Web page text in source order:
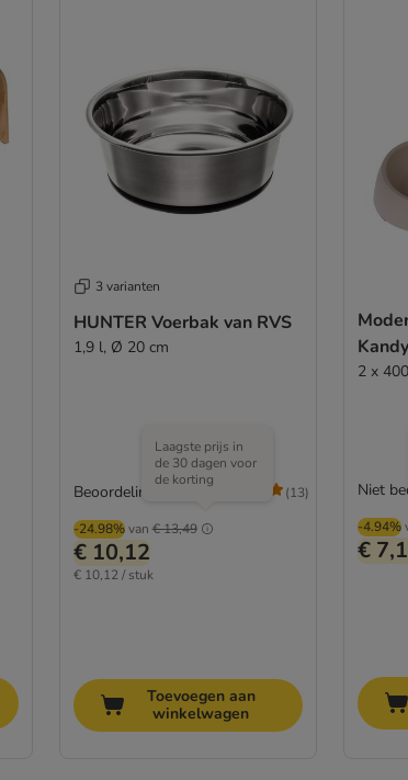
3 varianten
HUNTER Voerbak van RVS
1,9 l, Ø 20 cm
-24.98% van € 13,49
Laagste prijs in
de 30 dagen voor
de korting
€ 10,12
€ 10,12 / stuk
Beoordeling: 4.6/5 (13)
Toevoegen aan
winkelwagen
Kandy
2 x
-4.94%
€
Niet